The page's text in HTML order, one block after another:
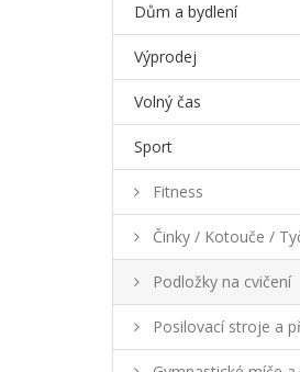
Dům a bydlení
Výprodej
Volný čas
Sport
Fitness
Činky / Kotouče /
Podložky na cvičení
Posilovací stroje a